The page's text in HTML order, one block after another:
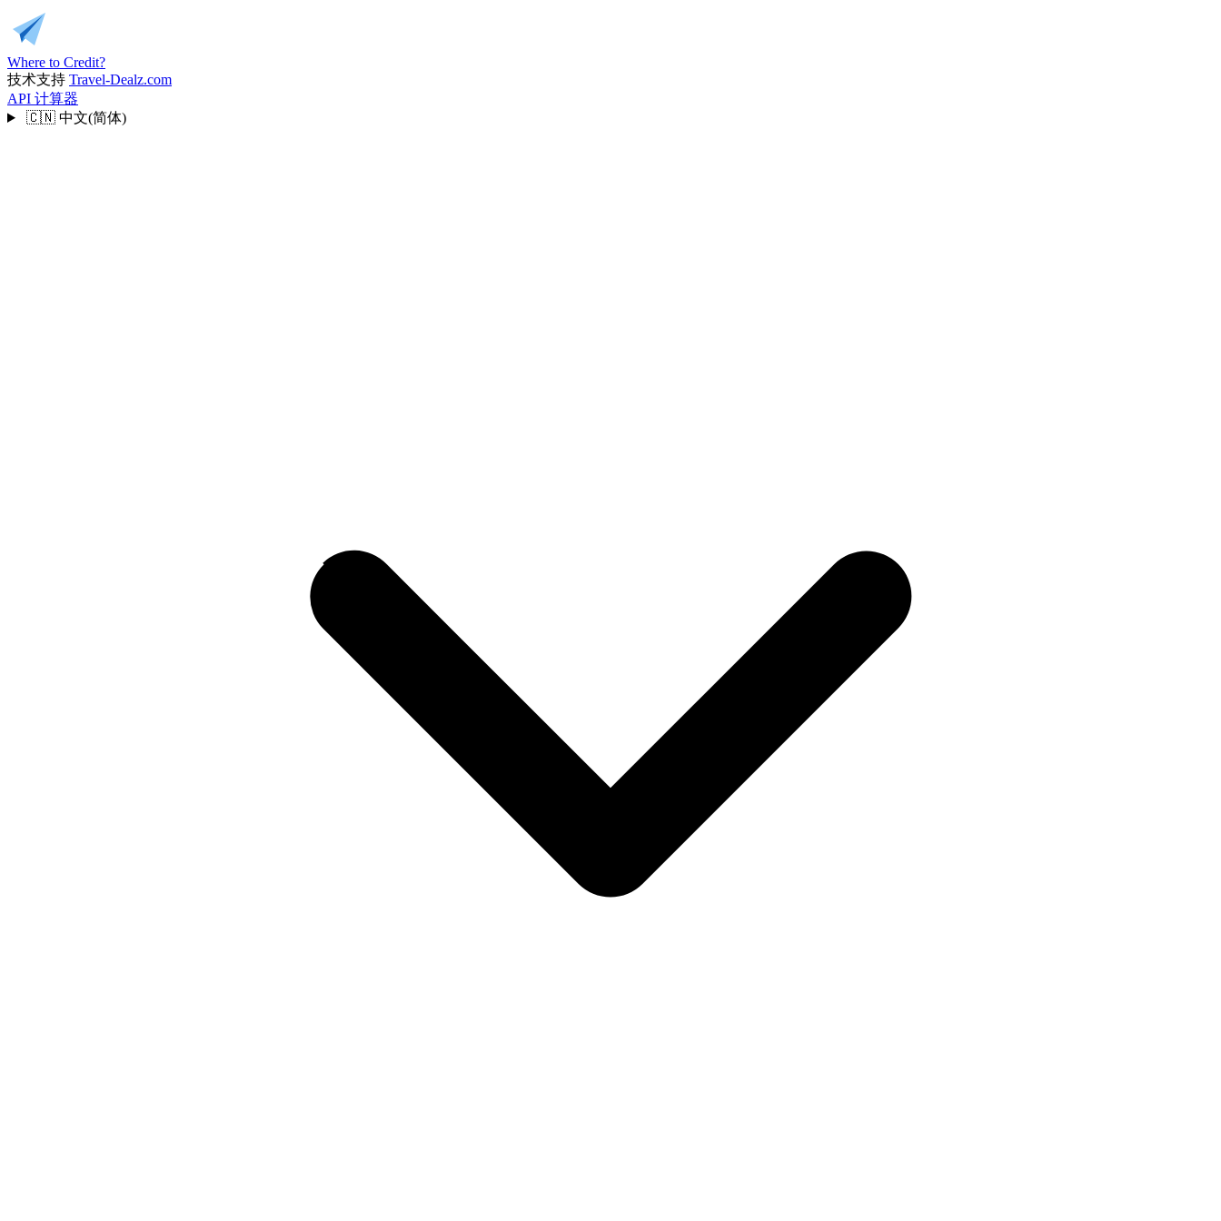
Where to Credit?
技术支持 Travel-Dealz.com
API 计算器
🇨🇳 中文(简体)